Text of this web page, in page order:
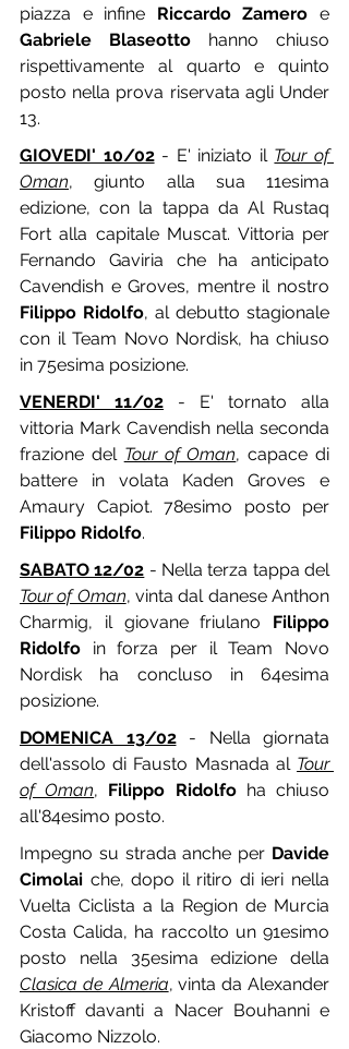
piazza e infine Riccardo Zamero
Gabriele Blaseotto hanno chiuso
rispettivamente al quarto e quinto
posto nella prova riservata agli Under
13.
GIOVEDI' 10/02 - E' iniziato il Tour of
Oman, giunto alla sua 11esima
edizione, con la tappa da Al Rustaq
Fort alla capitale Muscat. Vittoria per
Fernando Gaviria che ha anticipato
Filippo Ridolfo, al debutto stagionale
con il Team Novo Nordisk, ha chiuso
in 75esima posizione.
VENERDI' 11/02 - E' tornato alla
vittoria Mark Cavendish nella seconda
frazione del Tour of Oman, capace di
battere in volata Kaden Groves e
Filippo Ridolfo.
SABATO 12/02
- Nella terza tappa del
Tour of Oman, vinta dal danese Anthon
Charmig, il giovane friulano Filippo
Ridolfo in forza per il Team Novo
Nordisk ha concluso in 64esima
posizione.
DOMENICA 13/02 - Nella giornata
dell'assolo di Fausto Masnada al Tour
of Oman, Filippo Ridolfo ha chiuso
all'84esimo posto.
Impegno su strada anche per Davide
Cimolai che, dopo il ritiro di ieri nella
Vuelta Ciclista a la Region de Murcia
Costa Calida, ha raccolto un 91esimo
Clasica de Almeria, vinta da Alexander
Kristoff davanti a Nacer Bouhanni e
Giacomo Nizzolo.